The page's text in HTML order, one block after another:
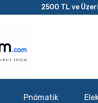
2500 TL ve
Pnömatik